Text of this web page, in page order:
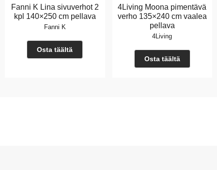
Fanni K Lina sivuverhot 2
kpl 140×250 cm pellava
Fanni K
Osta täältä
4Living Moona pimentävä
verho 135×240 cm vaalea
pellava
4Living
Osta täältä